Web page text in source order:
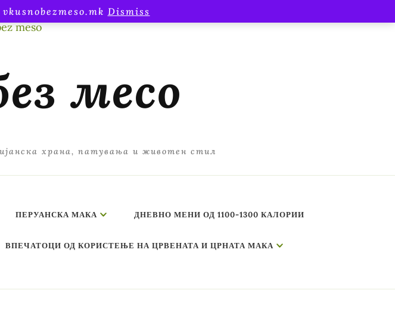
Dismiss
месо
храна, патувања и животен стил
ПЕРУАНСКА МАКА ДНЕВНО МЕНИ ОД 1100-1300 КАЛОРИИ
ВПЕЧАТОЦИ ОД КОРИСТЕЊЕ НА ЦРВЕНАТА И ЦРНАТА МАКА